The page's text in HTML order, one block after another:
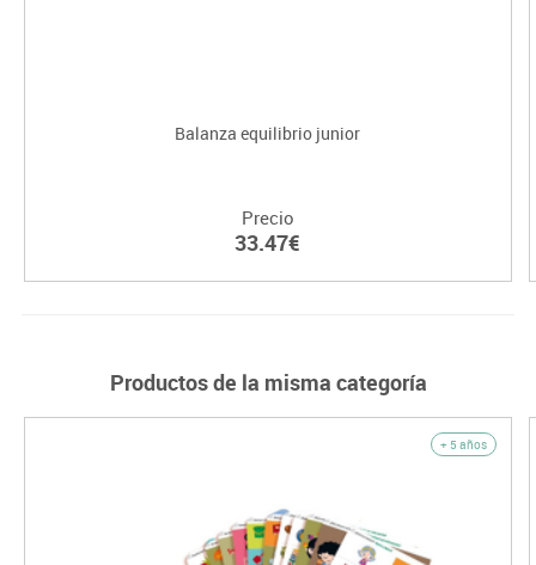
Balanza equilibrio junior
Precio
33.47€
Productos de la misma categoría
+ 5 años